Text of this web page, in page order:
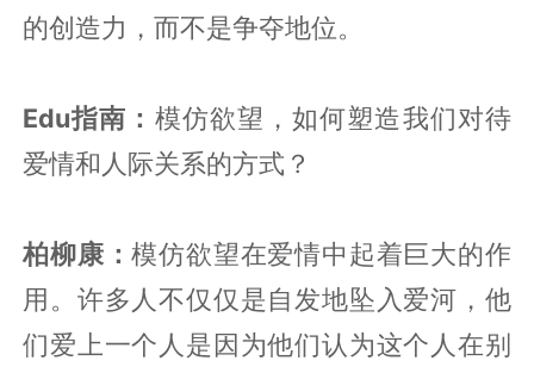
的创造力，而不是争夺地位。
Edu指南： 模仿欲望，如何塑造我们对待
爱情和人际关系的方式？
柏柳康：模仿欲望在爱情中起着巨大的作
用。许多人不仅仅是自发地坠入爱河，他
们爱上一个人是因为他们认为这个人在别